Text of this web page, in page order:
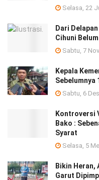
Selasa, 22
Dari
Cihuni
Sabtu, 7
Kepala
Sebelumnya
Sabtu, 6
Kontroversi
Bako :
Syarat
Selasa, 5
Bikin Heran,
Garut